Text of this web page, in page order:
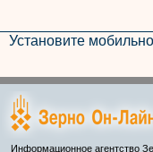
Установите
Информационное агентство